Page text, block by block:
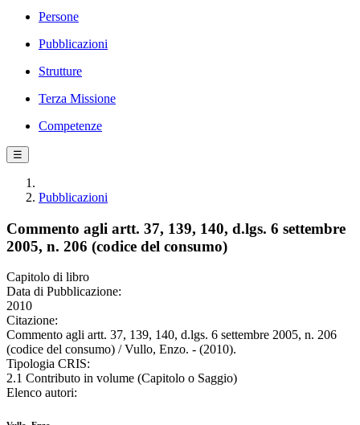
Persone
Pubblicazioni
Strutture
Terza Missione
Competenze
☰
Pubblicazioni
Commento agli artt. 37, 139, 140, d.lgs. 6 settembre
2005, n. 206 (codice del consumo)
Capitolo di libro
Data di Pubblicazione:
2010
Citazione:
Commento agli artt. 37, 139, 140, d.lgs. 6 settembre 2005, n. 206
(codice del consumo) / Vullo, Enzo. - (2010).
Tipologia CRIS:
2.1 Contributo in volume (Capitolo o Saggio)
Elenco autori: